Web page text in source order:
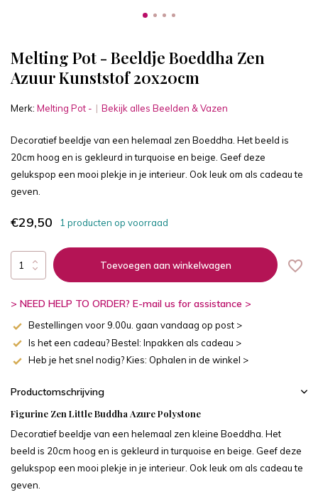
Melting Pot - Beeldje Boeddha Zen
Azuur Kunststof 20x20cm
Merk: Melting Pot - Bekijk alles Beelden & Vazen
Decoratief beeldje van een helemaal zen Boeddha. Het beeld is
20cm hoog en is gekleurd in turquoise en beige. Geef deze
gelukspop een mooi plekje in je interieur. Ook leuk om als cadeau te
geven.
€29,50 1 producten op voorraad
Toevoegen aan winkelwagen
> NEED HELP TO ORDER? E-mail us for assistance >
Bestellingen voor 9.00u. gaan vandaag op post >
Is het een cadeau? Bestel: Inpakken als cadeau >
Heb je het snel nodig? Kies: Ophalen in de winkel >
Productomschrijving
Figurine Zen LittleBuddha Azure Polystone
Decoratief beeldje van een helemaal zen kleine Boeddha. Het
beeld is 20cm hoog en is gekleurd in turquoise en beige. Geef deze
gelukspop een mooi plekje in je interieur. Ook leuk om als cadeau te
geven.